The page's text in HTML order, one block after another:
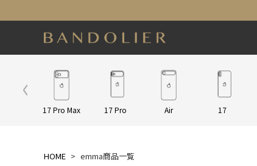
17 Pro Max 17 Pro Air 17
HOME emma商品一覧